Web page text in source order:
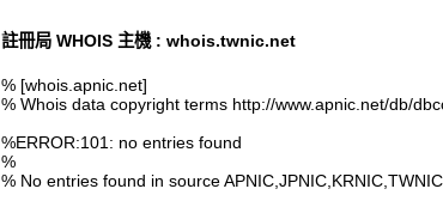
註冊局 WHOIS 主機 : whois.twnic.net
% [whois.apnic.net]
% Whois data copyright terms http://www.apnic.net/db/
%ERROR:101: no entries found
%
% No entries found in source